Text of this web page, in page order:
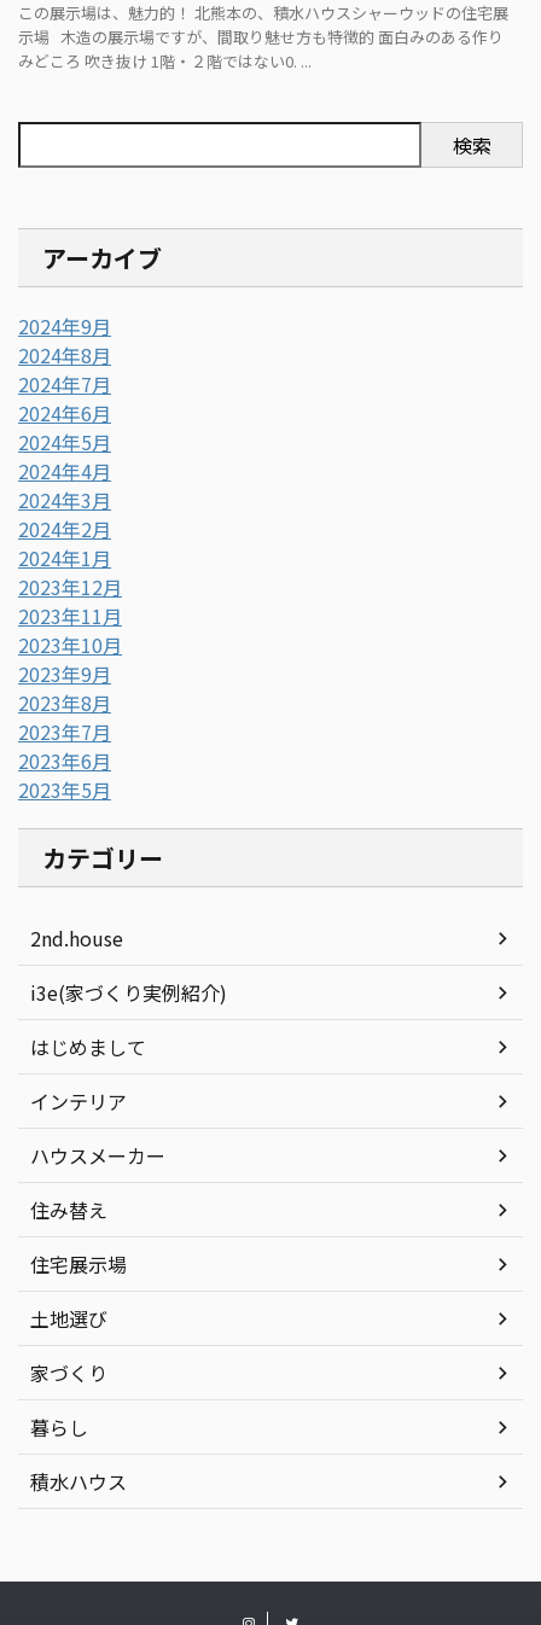
この展示場は、魅力的！ 北熊本の、積水ハウスシャーウッドの住宅展
示場 木造の展示場ですが、間取り魅せ方も特徴的 面白みのある作り
みどころ 吹き抜け 1階・２階ではない0. ...
検索
アーカイブ
2024年9月
2024年8月
2024年7月
2024年6月
2024年5月
2024年4月
2024年3月
2024年2月
2024年1月
2023年12月
2023年11月
2023年10月
2023年9月
2023年8月
2023年7月
2023年6月
2023年5月
カテゴリー
2nd.house
i3e(家づくり実例紹介)
はじめまして
インテリア
ハウスメーカー
住み替え
住宅展示場
土地選び
家づくり
暮らし
積水ハウス